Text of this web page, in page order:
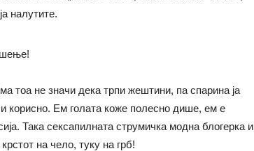
налутите.
тоа не значи дека трпи жештини, па спарина ја
корисно. Ем голата коже полесно дише, ем е
Така сексапилната струмичка модна блогерка и
на чело, туку на грб!